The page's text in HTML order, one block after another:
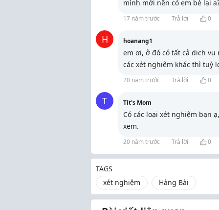
mình mới nên có em bé lại
17 năm trước Trả lời 0
H hoanang1
em ơi, ở đó có tất cả dịch vụ
các xét nghiêm khác thì tuỳ
20 năm trước Trả lời 0
T Tít's Mom
Có các loại xét nghiệm bạn
xem.
20 năm trước Trả lời 0
TAGS
xét nghiệm
Hàng Bài